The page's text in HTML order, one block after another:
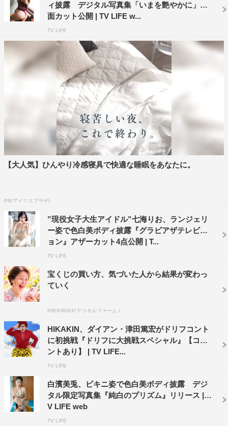
ィ披露 デジタル写真集「いまを艶やかに」誌
面カット公開 | TV LIFE w...
TV LIFE
【大人気】ひんやり冷感寝具で快適な睡眠をあなたに。
PR(アイリスプラザ)
”現役女子大生アイドル”七海りお、ランジェリ
ー姿で色白美ボディ披露『グラビアザテレビジ
ョン』アザーカット4点公開 | T...
TV LIFE
宝くじの買い方、気づいた人から結果が変わっ
ていく
PR(合同会社デジタルファーム )
HIKAKIN、ダイアン・津田篤宏がドリフコント
に初挑戦『ドリフに大挑戦スペシャル』【コメ
ントあり】 | TV LIFE...
TV LIFE
白濱美兎、ビキニ姿で色白美ボディ披露 デジ
タル限定写真集『純白のプリズム』リリース | T
V LIFE web
TV LIFE